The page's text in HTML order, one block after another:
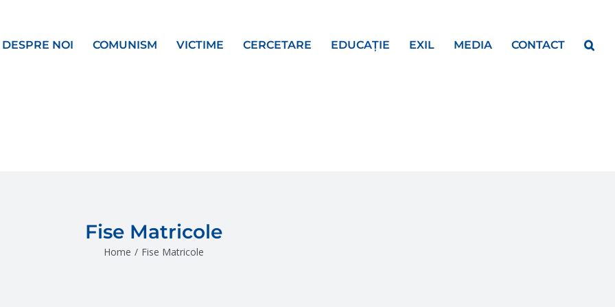
DESPRE NOI COMUNISM VICTIME CERCETARE EDUCAȚIE EXIL MEDIA CONTACT
Fise Matricole
Home / Fise Matricole